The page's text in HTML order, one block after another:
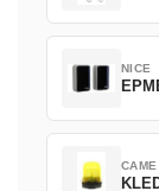
NICE
CAME